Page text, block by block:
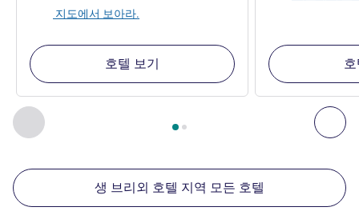
이전 - 주변에 있는 다른 시설 다
2/ 페이지 , 주변에 있는 다른 시설 1 :, 주변에 있는 다른 시
지도에서 보아라.
호텔 보기
생 브리외 호텔 지역 모든 호텔